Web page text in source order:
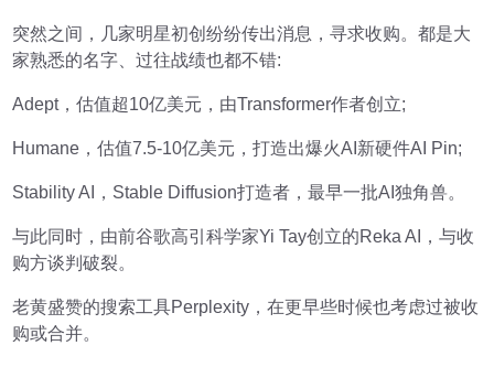
突然之间，几家明星初创纷纷传出消息，寻求收购。都是大
家熟悉的名字、过往战绩也都不错:
Adept，估值超10亿美元，由Transformer作者创立;
Humane，估值7.5-10亿美元，打造出爆火AI新硬件AI Pin;
Stability AI，Stable Diffusion打造者，最早一批AI独角兽。
与此同时，由前谷歌高引科学家Yi Tay创立的Reka AI，与收
购方谈判破裂。
老黄盛赞的搜索工具Perplexity，在更早些时候也考虑过被收
购或合并。